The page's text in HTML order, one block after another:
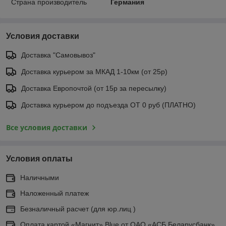
Страна производитель Германия
Условия доставки
Доставка "Самовывоз"
Доставка курьером за МКАД 1-10км (от 25р)
Доставка Европочтой (от 15р за пересылку)
Доставка курьером до подъезда ОТ 0 руб (ПЛАТНО)
Все условия доставки
Условия оплаты
Наличными
Наложенный платеж
Безналичный расчет (для юр.лиц )
Оплата картой «Магнит» Blue от ОАО «АСБ Беларусбанк»